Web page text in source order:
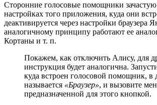
Сторонние голосовые помощники
настройках того приложения, куда они
деактивируется через настройки браузера
аналогичному принципу работают ее
Кортаны и т. п.
Покажем, как отключить Алису, для
инструкция будет аналогична.
куда встроен голосовой помощник, в
называется «Браузер», и вызовите
предназначенной для этого кнопкой.